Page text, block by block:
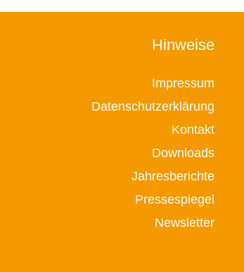
Hinweise
Impressum
Datenschutzerklärung
Kontakt
Downloads
Jahresberichte
Pressespiegel
Newsletter